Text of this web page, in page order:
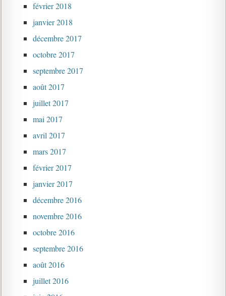
février 2018
janvier 2018
décembre 2017
octobre 2017
septembre 2017
août 2017
juillet 2017
mai 2017
avril 2017
mars 2017
février 2017
janvier 2017
décembre 2016
novembre 2016
octobre 2016
septembre 2016
août 2016
juillet 2016